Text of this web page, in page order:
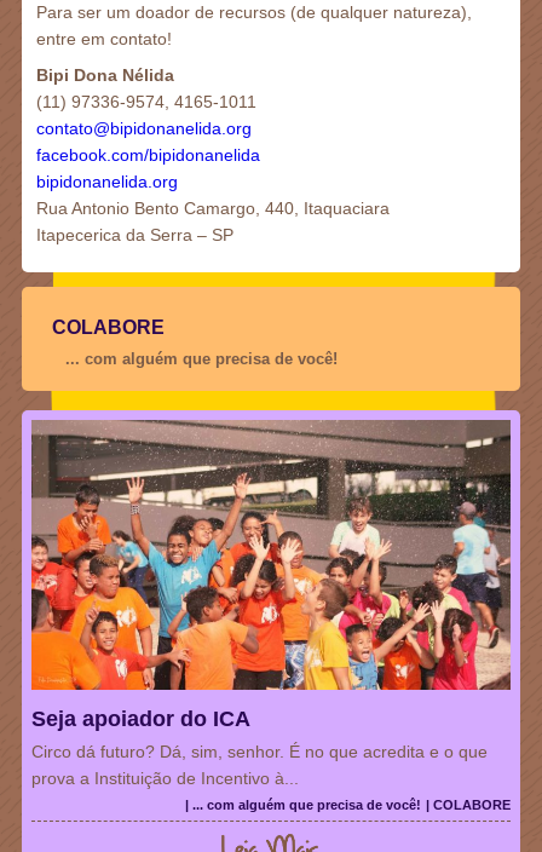
Para ser um doador de recursos (de qualquer natureza),
entre em contato!
Bipi Dona Nélida
(11) 97336-9574, 4165-1011
contato@bipidonanelida.org
facebook.com/bipidonanelida
bipidonanelida.org
Rua Antonio Bento Camargo, 440, Itaquaciara
Itapecerica da Serra – SP
COLABORE
... com alguém que precisa de você!
Seja apoiador do ICA
Circo dá futuro? Dá, sim, senhor. É no que acredita e o que
prova a Instituição de Incentivo à...
| COLABORE
| ... com alguém que precisa de você!